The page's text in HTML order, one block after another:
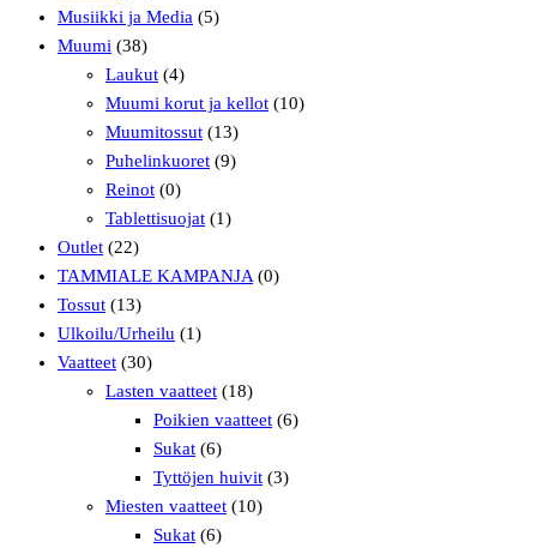
Musiikki ja Media (5)
Muumi (38)
Laukut (4)
Muumi korut ja kellot (10)
Muumitossut (13)
Puhelinkuoret (9)
Reinot (0)
Tablettisuojat (1)
Outlet (22)
TAMMIALE KAMPANJA (0)
Tossut (13)
Ulkoilu/Urheilu (1)
Vaatteet (30)
Lasten vaatteet (18)
Poikien vaatteet (6)
Sukat (6)
Tyttöjen huivit (3)
Miesten vaatteet (10)
Sukat (6)